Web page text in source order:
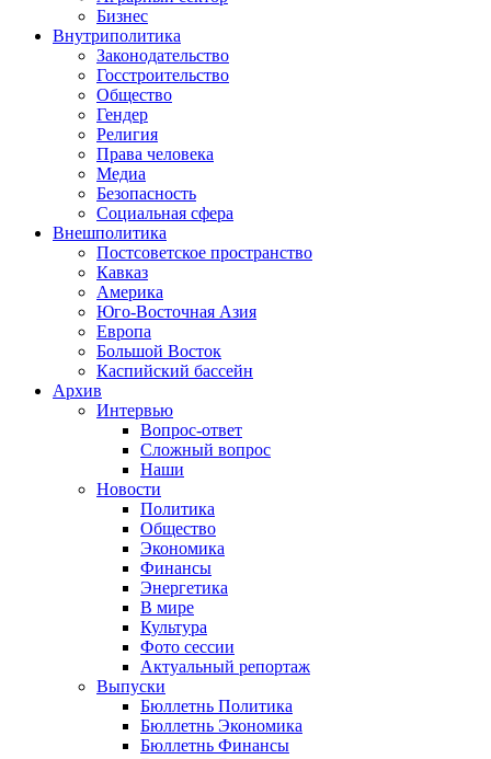
Бизнес
Внутриполитика
Законодательство
Госстроительство
Общество
Гендер
Религия
Права человека
Медиа
Безопасность
Социальная сфера
Внешполитика
Постсоветское пространство
Кавказ
Америка
Юго-Восточная Азия
Европа
Большой Восток
Каспийский бассейн
Архив
Интервью
Вопрос-ответ
Сложный вопрос
Наши
Новости
Политика
Общество
Экономика
Финансы
Энергетика
В мире
Культура
Фото сессии
Актуальный репортаж
Выпуски
Бюллетнь Политика
Бюллетнь Экономика
Бюллетнь Финансы